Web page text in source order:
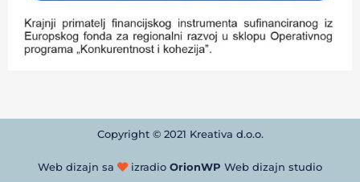
Copyright © 2021 Kreativa d.o.o.
Web dizajn sa izradio OrionWP Web dizajn studio